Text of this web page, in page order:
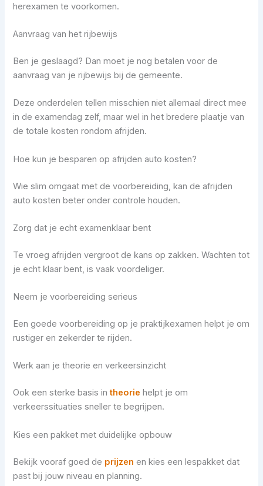
herexamen te voorkomen.
Aanvraag van het rijbewijs
Ben je geslaagd? Dan moet je nog betalen voor de
aanvraag van je rijbewijs bij de gemeente.
Deze onderdelen tellen misschien niet allemaal direct mee
in de examendag zelf, maar wel in het bredere plaatje van
de totale kosten rondom afrijden.
Hoe kun je besparen op afrijden auto kosten?
Wie slim omgaat met de voorbereiding, kan de afrijden
auto kosten beter onder controle houden.
Zorg dat je echt examenklaar bent
Te vroeg afrijden vergroot de kans op zakken. Wachten tot
je echt klaar bent, is vaak voordeliger.
Neem je voorbereiding serieus
Een goede voorbereiding op je praktijkexamen helpt je om
rustiger en zekerder te rijden.
Werk aan je theorie en verkeersinzicht
Ook een sterke basis intheorie helpt je om
verkeerssituaties sneller te begrijpen.
Kies een pakket met duidelijke opbouw
Bekijk vooraf goed de prijzen en kies een lespakket dat
past bij jouw niveau en planning.